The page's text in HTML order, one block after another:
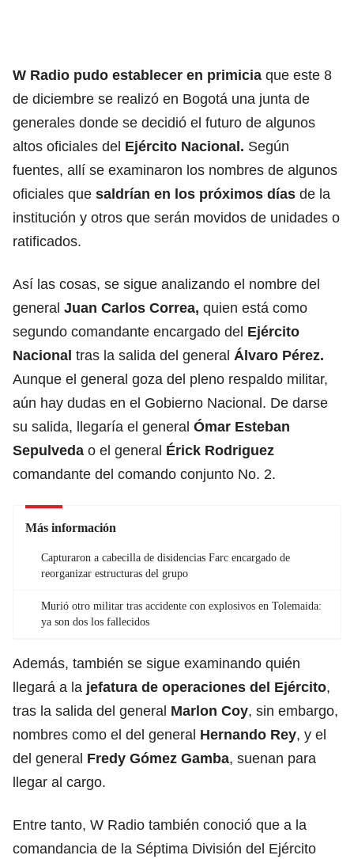
W Radio pudo establecer en primicia que este 8
de diciembre se realizó en Bogotá una junta de
generales donde se decidió el futuro de algunos
altos oficiales del Ejército Nacional. Según
fuentes, allí se examinaron los nombres de algunos
oficiales que saldrían en los próximos días de la
institución y otros que serán movidos de unidades o
ratificados.
Así las cosas, se sigue analizando el nombre del
general Juan Carlos Correa, quien está como
segundo comandante encargado del Ejército
Nacional tras la salida del general Álvaro Pérez.
Aunque el general goza del pleno respaldo militar,
aún hay dudas en el Gobierno Nacional. De darse
su salida, llegaría el general Ómar Esteban
Sepulveda o el general Érick Rodriguez
comandante del comando conjunto No. 2.
Más información
Capturaron a cabecilla de disidencias Farc encargado de
reorganizar estructuras del grupo
Murió otro militar tras accidente con explosivos en Tolemaida:
ya son dos los fallecidos
Además, también se sigue examinando quién
llegará a la jefatura de operaciones del Ejército,
tras la salida del general Marlon Coy, sin embargo,
nombres como el del general Hernando Rey, y el
del general Fredy Gómez Gamba, suenan para
llegar al cargo.
Entre tanto, W Radio también conoció que a la
comandancia de la Séptima División del Ejército